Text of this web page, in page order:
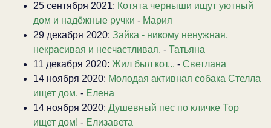
25 сентября 2021: Котята черныши ищут уютный
дом и надёжные ручки - Мария
29 декабря 2020: Зайка - никому ненужная,
некрасивая и несчастливая. - Татьяна
11 декабря 2020: Жил был кот... - Светлана
14 ноября 2020: Молодая активная собака Стелла
ищет дом. - Елена
14 ноября 2020: Душевный пес по кличке Тор
ищет дом! - Елизавета